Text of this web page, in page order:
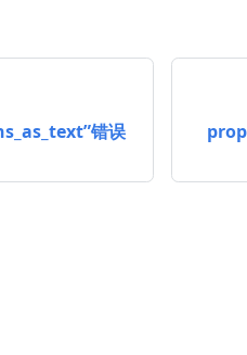
错误